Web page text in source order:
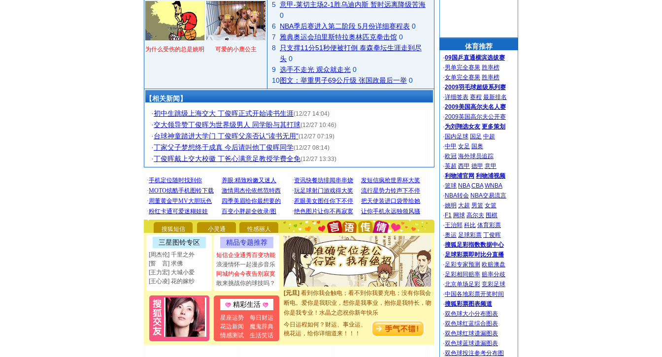
为什么受伤的总是姚明 可爱的小鹿公主
5 意甲-莱切主场2-1胜乌迪内斯 暂时远离降级苦海
0
6 NBA季后赛进入第二阶段 5月份详细赛程表 0
7
雅典奥运会珀里斯特拉奥林匹克拳击馆 0
8
只支撑11分51秒便被打倒 泰森拳坛生涯走到尽
头 0
9 选手不走光 观众就走光 0
10图文：举重男子69公斤级 张国政最后一举 0
【相关新闻】
·初中生跳级上海交大 丁俊晖正式开始读书生涯(12/27 14:04)
·交大领导赞丁俊晖为世界级男人 同学盼与其打球(12/27 10:46)
·台球神童踏进大学门 丁俊晖父亲否认"读书无用"(12/27 07:19)
·丁家父子梦想终于成真 今后请叫他丁俊晖同学(12/27 08:14)
·丁俊晖戴上交大校徽 丁爸心满意足教授学费全免(12/27 13:33)
搜狐短信 小灵通 性感丽人
三星图铃专区
[周杰伦] 千里之外
[誓 言] 求佛
[王力宏] 大城小爱
[王心凌] 花的嫁纱
精品专题推荐
短信企业通秀百变功能
浪漫情怀一起漫步音乐
同城约会今夜告别寂寞
敢来挑战你的球技吗？
精彩生活
星座运势
每日财运
花边新闻
魔鬼辞典
情感测试
生活笑话
[圣诞节]圣诞节到了，想想没什么送给你的，又不打算给
你太多，只有给你五千万：千万快乐！千万要健康！千万
要平安！千万要知足！千万不要忘记我！
[圣诞节]不只这样的日子才会想起你,而是这样的日子才
能正大光明地骚扰你,告诉你,圣诞要快乐!新年要快乐!天天
都要快乐噢!
[圣诞节]奉上一颗祝福的心,在这个特别的日子里,愿幸福,
如意,快乐,鲜花,一切美好的祝愿与你同在.圣诞快乐!
[元旦]看到你我会触电；看不到你我要充电；没有你我会
断电。爱你是我职业，想你是我事业，抱你是我特长，吻
你是我专业！水晶之恋祝你新年快乐
[元旦] 如果上天让我许三个愿望，一是今生今世和你在一
起；二是再生再世和你在一起；三是三生三世和你不再分
离。水晶之恋祝你新年快乐
[元旦]当我狠下心扭头离去那一刻，你在我身后无助地哭
今日运程如何？财运、事业运、
桃花运，给你详细道来！！！
体育推荐
·09国乒直通横滨选拔赛
·男单完全赛果 胜率榜
·女单完全赛果 胜率榜
·2009羽毛球超级系列赛
·详细签表 赛程 最新排名
·2009美国高尔夫名人赛
·2009英国高尔夫公开赛
·为刘翔选女友 更多策划
· 国内足球 国足 中超
·中甲 女足 国奥
·欧冠 海外球员追踪
·英超 西甲 德甲 意甲
·利物浦官网 利物浦视频
·篮球 NBA CBA WNBA
· NBA转会 NBA交易流言
·姚明 大超 男篮 女篮
· F1 网球 高尔夫 围棋
·王治郅 科比 体育彩票
·奥运 足球彩票 丁俊晖
·搜狐足彩指数数据中心
·足球彩票即时比分直播
·足彩专家预测 欧赔澳盘
·足彩相同赔率 赔率分歧
·北京单场足彩 竞彩足球
·中国各地彩票开奖时间
·搜狐彩票图表频道
·双色球大小分布图表
·双色球红蓝综合图表
·双色球红球遗漏图表
·双色球蓝球遗漏图表
·双色球投注参考分布图